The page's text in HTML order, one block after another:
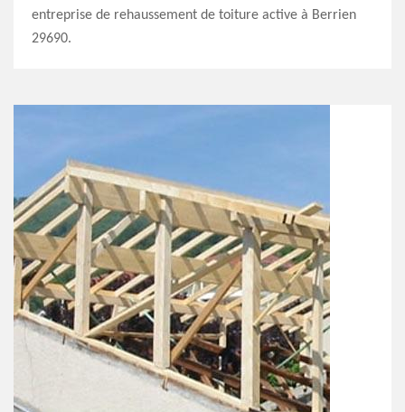
entreprise de rehaussement de toiture active à Berrien
29690.